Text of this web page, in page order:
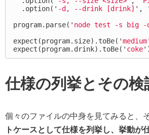
. option( ' -d, --drink [drink] ' , '
program. parse( ' node test -s big -
expect (program. size). toBe( 'medium'
expect (program. drink). toBe( ' coke'
仕様の列挙とその検
個々のファイルの中身を見てみると、
トケースとして仕様を列挙し、挙動が